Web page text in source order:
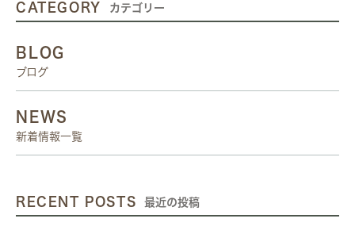
CATEGORY カテゴリー
BLOG
ブログ
NEWS
新着情報一覧
RECENT POSTS 最近の投稿